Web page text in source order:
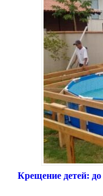
Крещение детей: